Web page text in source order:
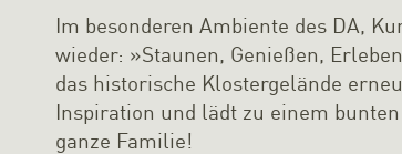
Im besonderen Ambiente des DA,
wieder: »Staunen, Genießen,
das historische Klostergelände
Inspiration und lädt zu einem
ganze Familie!